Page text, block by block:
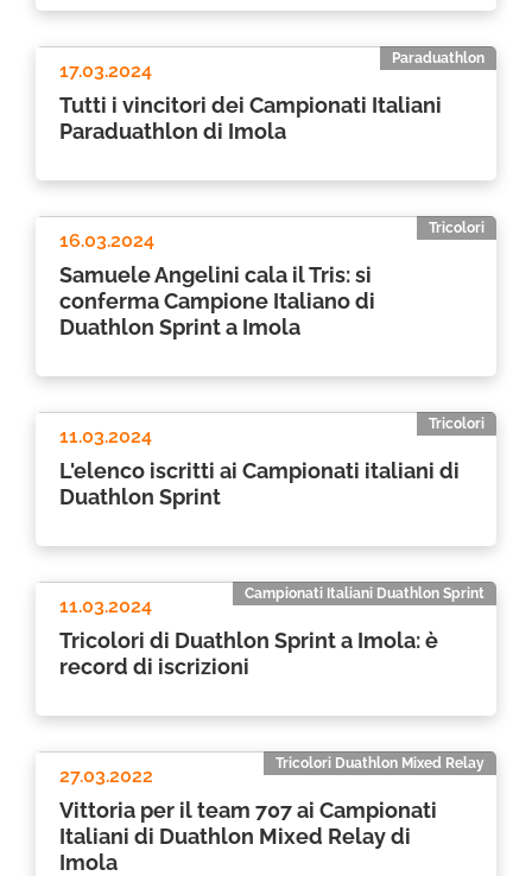
Paraduathlon
17.03.2024
Tutti i vincitori dei Campionati Italiani
Paraduathlon di Imola
Tricolori
16.03.2024
Samuele Angelini cala il Tris: si
conferma Campione Italiano di
Duathlon Sprint a Imola
Tricolori
11.03.2024
L'elenco iscritti ai Campionati italiani di
Duathlon Sprint
Campionati Italiani Duathlon Sprint
11.03.2024
Tricolori di Duathlon Sprint a Imola: è
record di iscrizioni
Tricolori Duathlon Mixed Relay
27.03.2022
Vittoria per il team 707 ai Campionati
Italiani di Duathlon Mixed Relay di
Imola